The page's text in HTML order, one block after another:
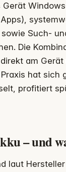
Such-
Die
am
hat
profitiert
– und
laut